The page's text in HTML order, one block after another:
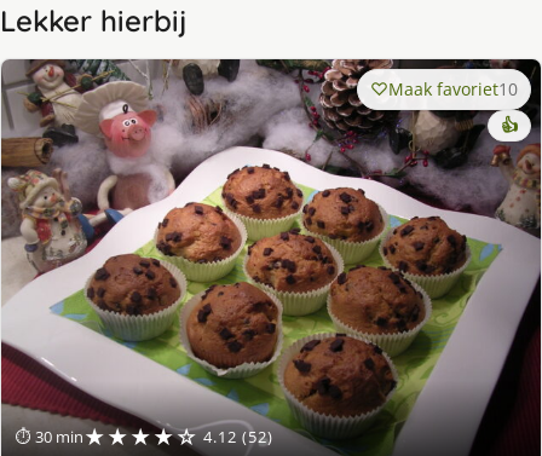
Lekker hierbij
⏱ 30 min★★★★☆ 4.12 (52)
Maak favoriet10
👍